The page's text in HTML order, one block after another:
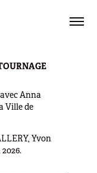
Anna
Ville de
Yvon